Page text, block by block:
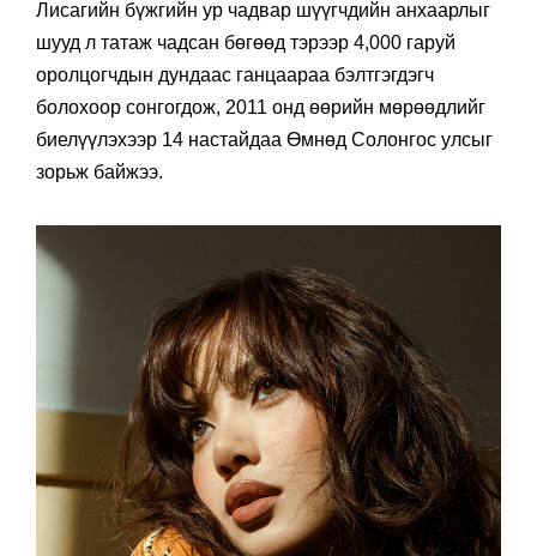
Лисагийн бүжгийн ур чадвар шүүгчдийн анхаарлыг
шууд л татаж чадсан бөгөөд тэрээр 4,000 гаруй
оролцогчдын дундаас ганцаараа бэлтгэгдэгч
болохоор сонгогдож, 2011 онд өөрийн мөрөөдлийг
биелүүлэхээр 14 настайдаа Өмнөд Солонгос улсыг
зорьж байжээ.